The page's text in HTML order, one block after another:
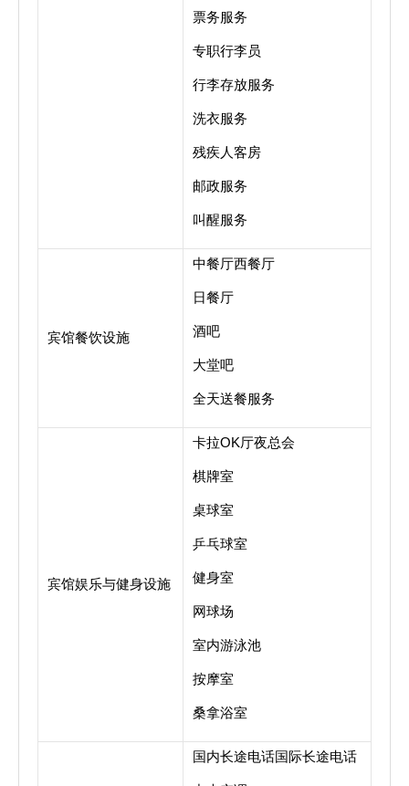
票务服务
专职行李员
行李存放服务
洗衣服务
残疾人客房
邮政服务
叫醒服务
宾馆餐饮设施
中餐厅西餐厅
日餐厅
酒吧
大堂吧
全天送餐服务
宾馆娱乐与健身设施
卡拉OK厅夜总会
棋牌室
桌球室
乒乓球室
健身室
网球场
室内游泳池
按摩室
桑拿浴室
国内长途电话国际长途电话